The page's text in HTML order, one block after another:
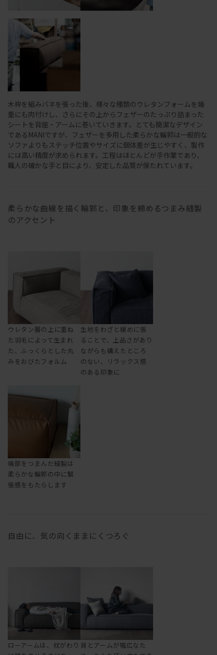
木枠を組みバネを張った後、様々な種類のウレタンフォームを幾
重にも肉付けし、さらにその上からフェザーのたっぷり詰まった
シートを背座・アームに巻いていきます。とても簡潔なデザイン
であるMANIですが、フェザーを多用した柔らかな輪郭は一般的な
ソファよりもステッチ位置やサイズに個体差が生じやすく、製作
には高い精度が求められます。工程はほとんどが手作業であり、
職人の確かな手と目により、安定した品質が保たれています。
柔らかな曲線を描く輪郭と、印象を締めるつまみ縫製
のアクセント
ウレタン層の上に重ね
た羽毛によって生まれ
た、ふっくらとした丸
みをおびたフォルム
生地をわざと緩めに張
ることで、上品さがあり
ながらも構えたところ
のない、リラックス感
のある印象に
端部をつまんだ縫製は
柔らかな輪郭の中に緊
張感をもたらします
自由に、気の向くままにくつろぐ
ローアームは、枕がわり 背とアームが幅広なた